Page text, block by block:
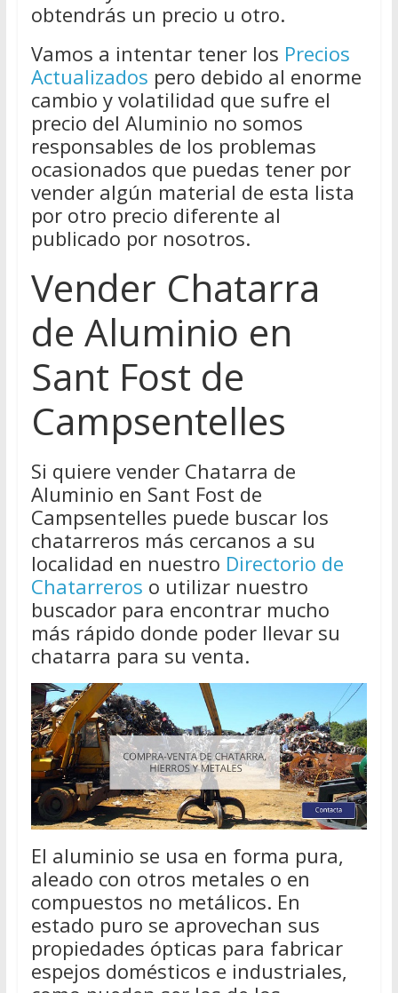
obtendrás un precio u otro.
Vamos a intentar tener los Precios
Actualizados pero debido al enorme
cambio y volatilidad que sufre el
precio del Aluminio no somos
responsables de los problemas
ocasionados que puedas tener por
vender algún material de esta lista
por otro precio diferente al
publicado por nosotros.
Vender Chatarra
de Aluminio en
Sant Fost de
Campsentelles
Si quiere vender Chatarra de
Aluminio en Sant Fost de
Campsentelles puede buscar los
chatarreros más cercanos a su
localidad en nuestro Directorio de
Chatarreros o utilizar nuestro
buscador para encontrar mucho
más rápido donde poder llevar su
chatarra para su venta.
El aluminio se usa en forma pura,
aleado con otros metales o en
compuestos no metálicos. En
estado puro se aprovechan sus
propiedades ópticas para fabricar
espejos domésticos e industriales,